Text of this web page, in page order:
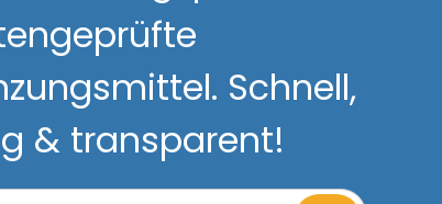
Schnell,
& transparent!